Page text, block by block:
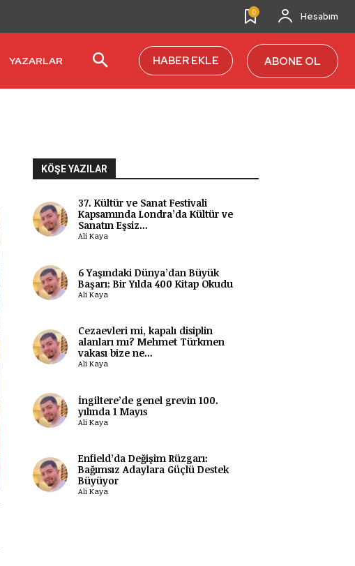
0 Hesabım
YAZARLAR HABER EKLE ABONE OL
KÖŞE YAZILAR
37. Kültür ve Sanat Festivali
Kapsamında Londra’da Kültür ve
Sanatın Eşsiz...
Ali Kaya
6 Yaşındaki Dünya’dan Büyük
Başarı: Bir Yılda 400 Kitap Okudu
Ali Kaya
Cezaevleri mi, kapalı disiplin
alanları mı? Mehmet Türkmen
vakası bize ne...
Ali Kaya
İngiltere’de genel grevin 100.
yılında 1 Mayıs
Ali Kaya
Enfield’da Değişim Rüzgarı:
Bağımsız Adaylara Güçlü Destek
Büyüyor
Ali Kaya